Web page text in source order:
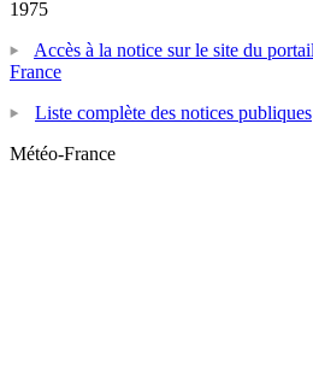
1975
Accès à la notice sur le site du
France
Liste complète des notices publiques
Météo-France